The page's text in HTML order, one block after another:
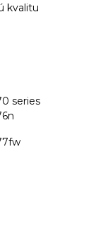
kvalitu
series